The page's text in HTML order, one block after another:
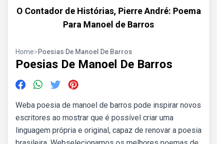
O Contador de Histórias, Pierre André: Poema
Para Manoel de Barros
Home>Poesias De Manoel De Barros
Poesias De Manoel De Barros
Weba poesia de manoel de barros pode inspirar novos
escritores ao mostrar que é possível criar uma
linguagem própria e original, capaz de renovar a poesia